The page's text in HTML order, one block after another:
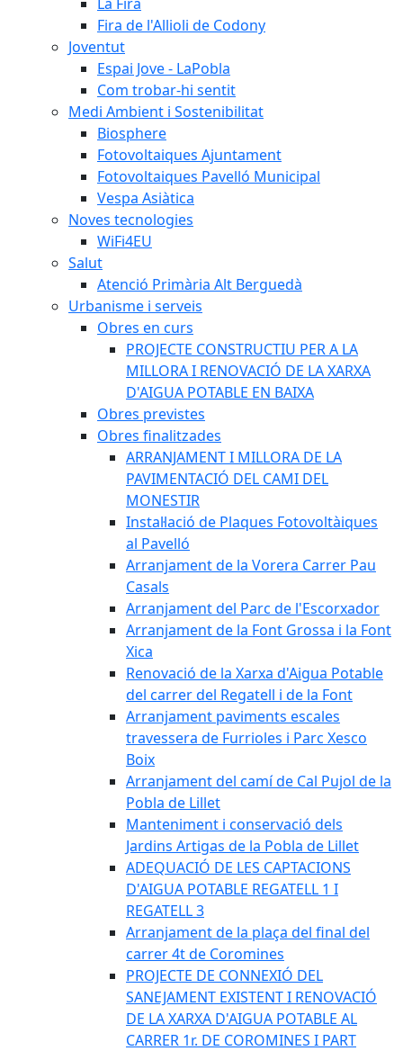
Fira de l'Allioli de Codony
Joventut
Espai Jove - LaPobla
Com trobar-hi sentit
Medi Ambient i Sostenibilitat
Biosphere
Fotovoltaiques Ajuntament
Fotovoltaiques Pavelló Municipal
Vespa Asiàtica
Noves tecnologies
WiFi4EU
Salut
Atenció Primària Alt Berguedà
Urbanisme i serveis
Obres en curs
PROJECTE CONSTRUCTIU PER A LA
MILLORA I RENOVACIÓ DE LA XARXA
D'AIGUA POTABLE EN BAIXA
Obres previstes
Obres finalitzades
ARRANJAMENT I MILLORA DE LA
PAVIMENTACIÓ DEL CAMI DEL
MONESTIR
Instal·lació de Plaques Fotovoltàiques
al Pavelló
Arranjament de la Vorera Carrer Pau
Casals
Arranjament del Parc de l'Escorxador
Arranjament de la Font Grossa i la Font
Xica
Renovació de la Xarxa d'Aigua Potable
del carrer del Regatell i de la Font
Arranjament paviments escales
travessera de Furrioles i Parc Xesco
Boix
Arranjament del camí de Cal Pujol de la
Pobla de Lillet
Manteniment i conservació dels
Jardins Artigas de la Pobla de Lillet
ADEQUACIÓ DE LES CAPTACIONS
D'AIGUA POTABLE REGATELL 1 I
REGATELL 3
Arranjament de la plaça del final del
carrer 4t de Coromines
PROJECTE DE CONNEXIÓ DEL
SANEJAMENT EXISTENT I RENOVACIÓ
DE LA XARXA D'AIGUA POTABLE AL
CARRER 1r. DE COROMINES I PART